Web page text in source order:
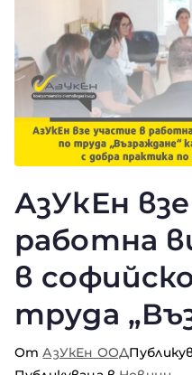
АзУкЕн
работна
в
труда
ОтАзУкЕн ООД